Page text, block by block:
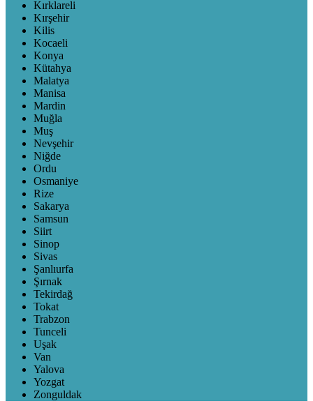
Kırklareli
Kırşehir
Kilis
Kocaeli
Konya
Kütahya
Malatya
Manisa
Mardin
Muğla
Muş
Nevşehir
Niğde
Ordu
Osmaniye
Rize
Sakarya
Samsun
Siirt
Sinop
Sivas
Şanlıurfa
Şırnak
Tekirdağ
Tokat
Trabzon
Tunceli
Uşak
Van
Yalova
Yozgat
Zonguldak